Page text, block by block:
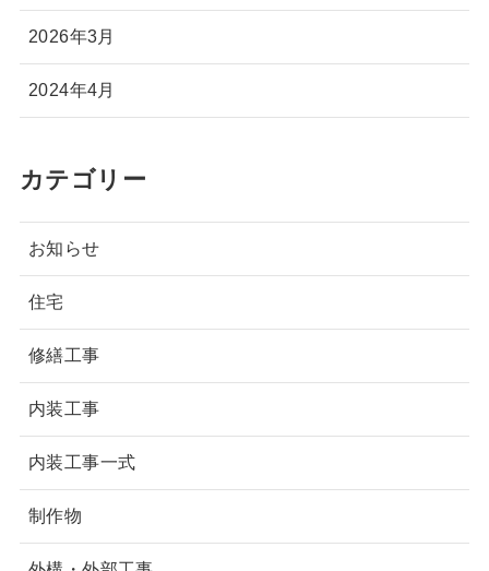
2026年3月
2024年4月
カテゴリー
お知らせ
住宅
修繕工事
内装工事
内装工事一式
制作物